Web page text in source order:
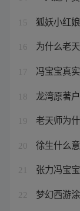
15 狐妖小红
16 为什么老
17 冯宝宝真
18 龙湾原著
19 老天师为
20 徐生什么
21 张力冯宝宝
22 梦幻西游